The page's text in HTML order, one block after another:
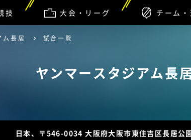
技 大会・リーグ チーム
ム長居 試合一覧
ヤンマースタジアム長
日本、〒546-0034 大阪府大阪市東住吉区長居公